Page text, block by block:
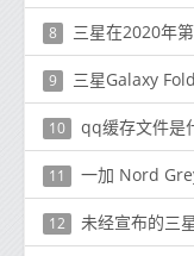
8 三星在2020年第
9 三星Galaxy
10 qq缓存文件是
11 一加 Nord
12 未经宣布的三